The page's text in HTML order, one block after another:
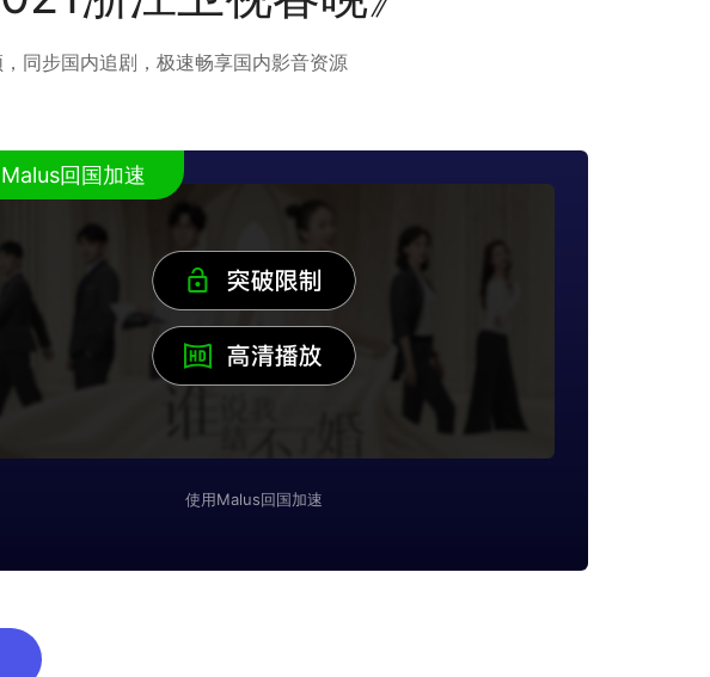
同步国内追剧，极速畅享国内影音资源
回国加速
使用Malus回国加速